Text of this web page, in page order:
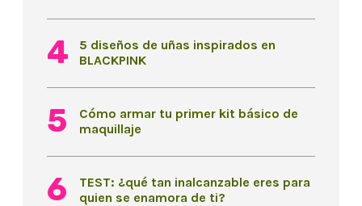
5 diseños de uñas inspirados en
BLACKPINK
Cómo armar tu primer kit básico de
maquillaje
TEST: ¿qué tan inalcanzable eres para
quien se enamora de ti?